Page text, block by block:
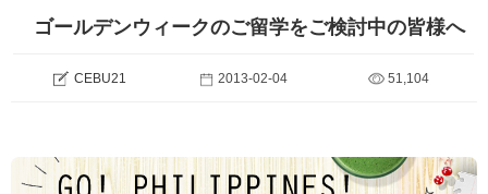
ゴールデンウィークのご留学をご検討中の皆様へ
CEBU21 2013-02-04 51,104